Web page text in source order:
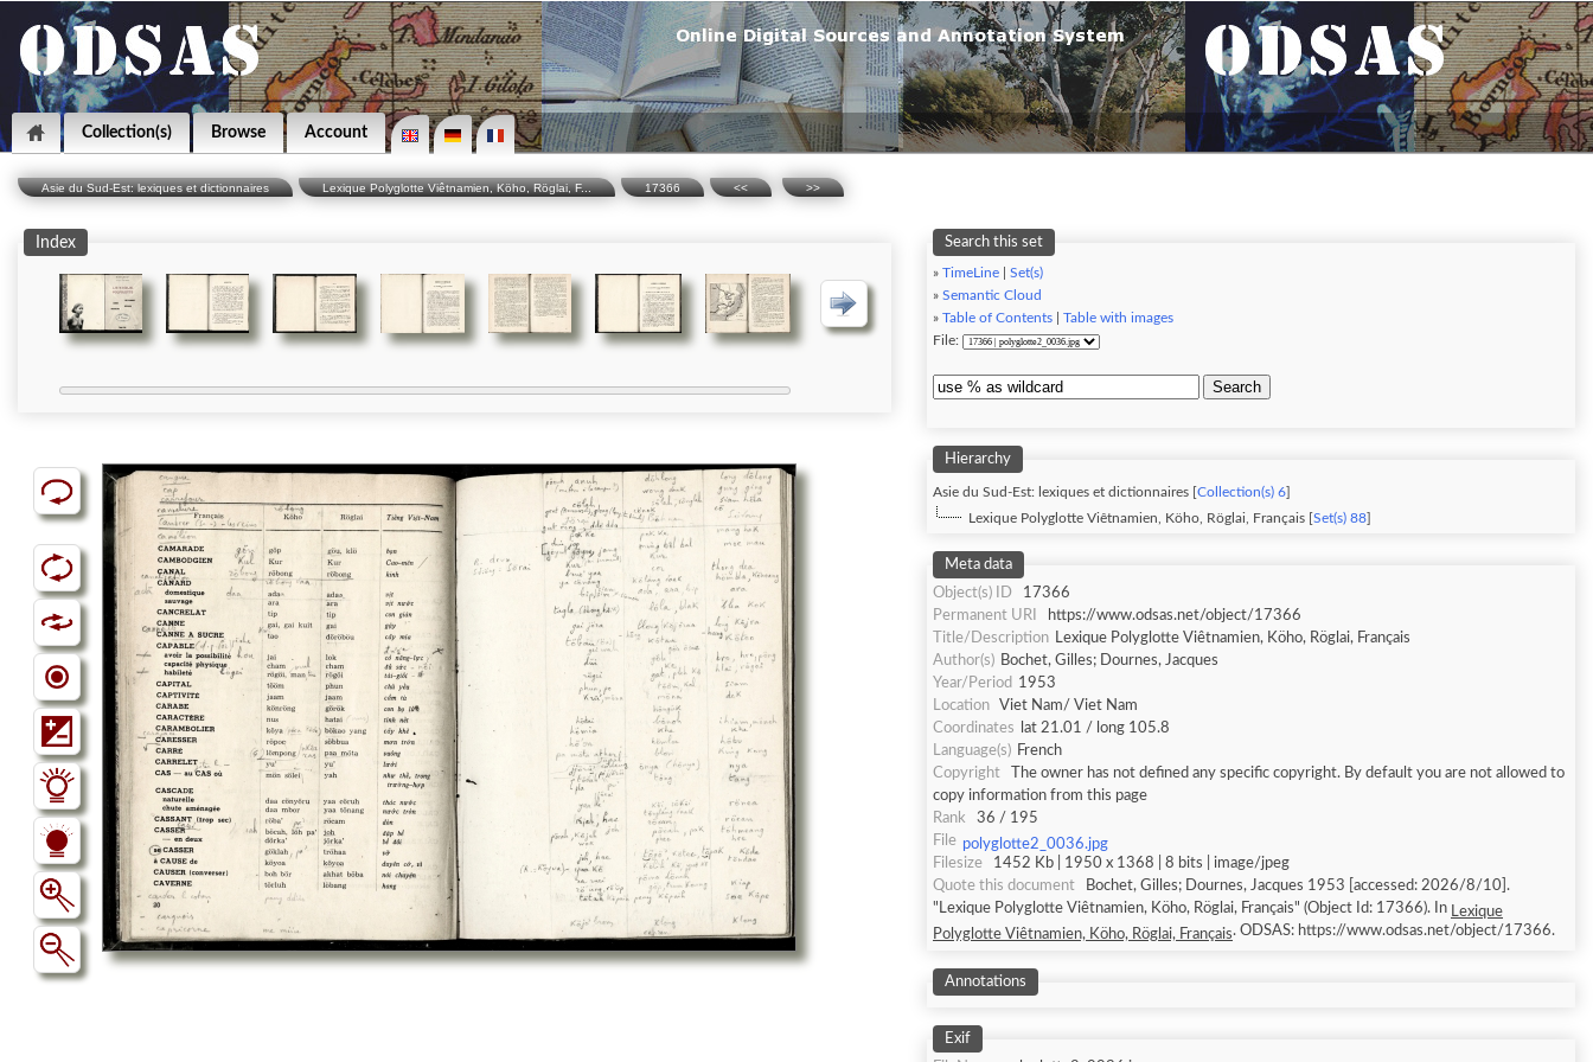
Collection(s) Browse Account
Asie du Sud-Est: lexiques et dictionnaires Lexique Polyglotte Viêtnamien, Köho, Röglai, F... 17366 << >>
Index Search this set
» TimeLine
Set(s)
» Semantic Cloud
» Table of Contents
Table with images
File:
Search
Hierarchy
Asie du Sud-Est: lexiques et dictionnaires [ Collection(s) 6
Lexique Polyglotte Viêtnamien, Köho, Röglai, Français [ Set(s) 88
Meta data
Object(s) ID
17366
Permanent URI
https://www.odsas.net/object/17366
Title/Description Lexique Polyglotte Viêtnamien, Köho, Röglai, Français
Author(s) Bochet, Gilles; Dournes, Jacques
Year/Period 1953
Location
Viet Nam/ Viet Nam
Coordinates
lat 21.01 / long 105.8
Language(s) French
Copyright
The owner has not defined any specific copyright. By default you are not allowed to
copy information from this page
Rank
36 / 195
File polyglotte2_0036.jpg
Filesize
1452 Kb | 1950 x 1368 | 8 bits | image/jpeg
Quote this document
Bochet, Gilles; Dournes, Jacques 1953 [accessed: 2026/8/10].
"Lexique Polyglotte Viêtnamien, Köho, Röglai, Français" (Object Id: 17366). In Lexique
Polyglotte Viêtnamien, Köho, Röglai, Français . ODSAS: https://www.odsas.net/object/17366.
Annotations
Exif